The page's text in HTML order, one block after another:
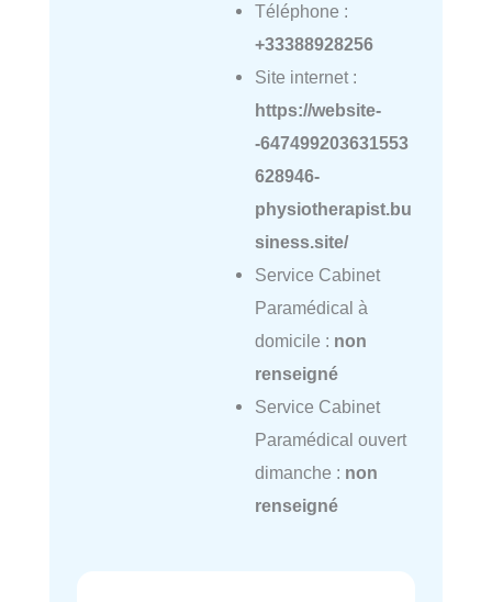
Téléphone :
+33388928256
Site internet :
https://website-
-647499203631553
628946-
physiotherapist.bu
siness.site/
Service Cabinet
Paramédical à
domicile : non
renseigné
Service Cabinet
Paramédical ouvert
dimanche : non
renseigné